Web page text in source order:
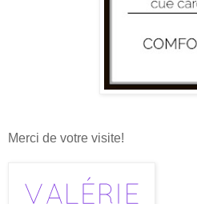
Merci de votre visite!